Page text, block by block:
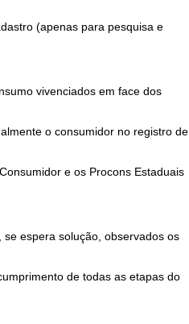
(apenas para pesquisa e
vivenciados em face dos
o consumidor no registro de
e os Procons Estaduais
espera solução, observados os
de todas as etapas do